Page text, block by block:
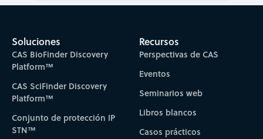
Soluciones
CAS BioFinder Discovery
Platform™
CAS SciFinder Discovery
Platform™
Conjunto de protección IP
STN™
Recursos
Perspectivas de CAS
Eventos
Seminarios web
Libros blancos
Casos prácticos